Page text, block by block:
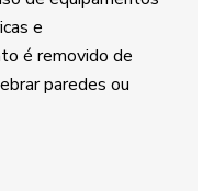
e
é removido de
paredes ou